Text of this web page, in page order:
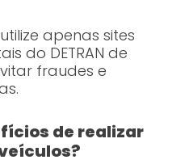
apenas sites
do DETRAN de
fraudes e
de realizar